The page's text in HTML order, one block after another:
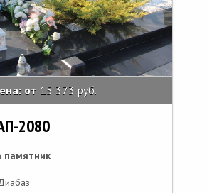
от 15 373 руб.
2080
памятник